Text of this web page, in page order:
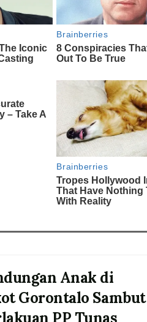
Anak di
Gorontalo Sambut
PP Tunas